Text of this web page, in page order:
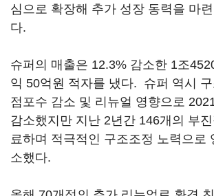
심으로 확장해 추가 성장 동력을 마련
다.
슈퍼의 매출은 12.3% 감소한 1조
익 50억원 적자를 냈다. 슈퍼 역시
점포수 감소 및 리뉴얼 영향으로
감소했지만 지난 2년간 146개의 부
료하며 적극적인 구조조정 노력으로
소했다.